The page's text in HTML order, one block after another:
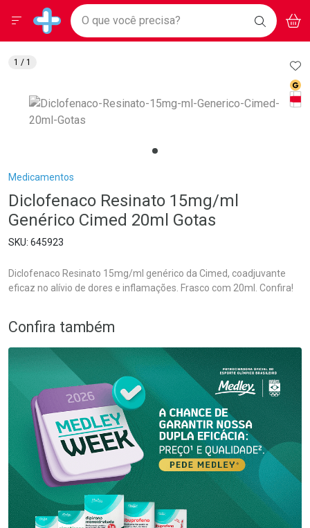
Drogarias Pacheco
Baixe nosso APP e aproveite Ofertas Exclusivas!
BAIXE
O APP
Ir direto para a home
pela página
Ir direto para o conteúdo
Ir direto para a busca
Ir direto para a conta
Ir direto para a notificações
Ir direto para o carrinho
Ir direto para o menu
Faça a sua busca
O que você precisa? BUSCAR
Menu
Breadcrumb
Medicamentos
Diclofenaco Resinato 15mg/ml
Genérico Cimed 20ml Gotas
645923
Diclofenaco Resinato 15mg/ml genérico da Cimed, coadjuvante
eficaz no alívio de dores e inflamações. Frasco com 20ml. Confira!
1 / 1
Confira também